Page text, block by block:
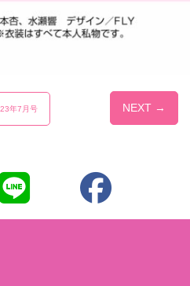
年7月号 NEXT →